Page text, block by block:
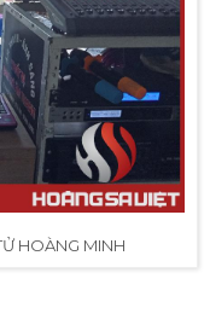
HOÀNG MINH